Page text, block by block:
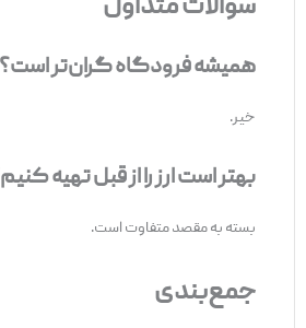
سوالات متداول
همیشه فرودگاه گران‌تر است؟
خیر.
بهتر است ارز را از قبل تهیه کنیم؟
بسته به مقصد متفاوت است.
جمع‌بندی